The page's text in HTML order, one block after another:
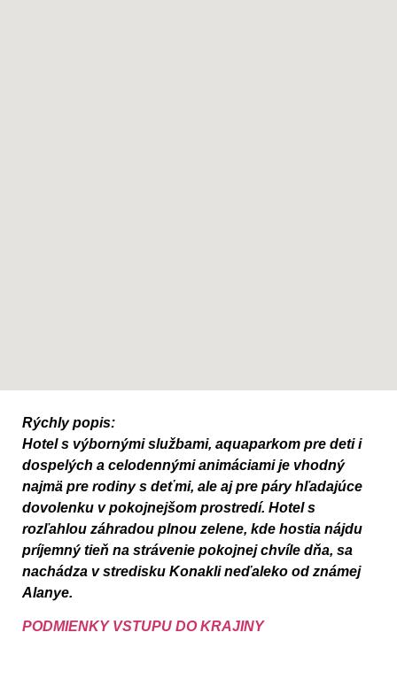
Rýchly popis:
Hotel s výbornými službami, aquaparkom pre deti i
dospelých a celodennými animáciami je vhodný
najmä pre rodiny s deťmi, ale aj pre páry hľadajúce
dovolenku v pokojnejšom prostredí. Hotel s
rozľahlou záhradou plnou zelene, kde hostia nájdu
príjemný tieň na strávenie pokojnej chvíle dňa, sa
nachádza v stredisku Konakli neďaleko od známej
Alanye.
PODMIENKY VSTUPU DO KRAJINY